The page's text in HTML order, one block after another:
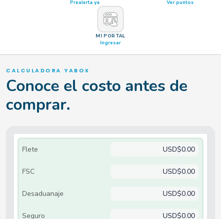
Prealerta ya
Ver puntos
MI PORTAL
Ingresar
CALCULADORA YABOX
Conoce el costo antes de
comprar.
Flete USD$0.00
FSC USD$0.00
Desaduanaje USD$0.00
Seguro USD$0.00